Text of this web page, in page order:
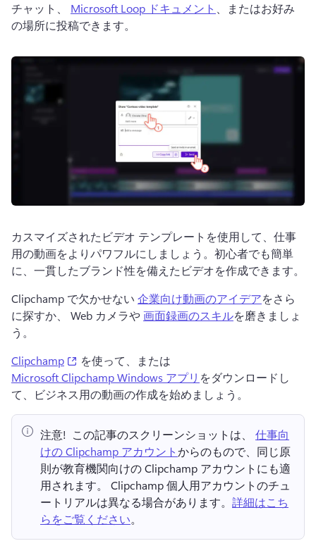
チャット、 Microsoft Loop ドキュメント
、またはお好み
の場所に投稿できます。
カスマイズされたビデオ テンプレートを使用して、仕事
用の動画をよりパワフルにしましょう。 初心者でも簡単
に、一貫したブランド性を備えたビデオを作成できます。
Clipchamp で欠かせない 企業向け動画のアイデアをさら
に探すか、 Web カメラや 画面録画のスキルを磨きましょ
う。
Clipchamp
(opens in a new tab)
を使って、または
Microsoft Clipchamp Windows アプリ をダウンロードし
て、ビジネス用の動画の作成を始めましょう。
注意! この記事のスクリーンショットは、⁠ 仕事向
けの Clipchamp アカウントからのもので、同じ原
則が教育機関向けの Clipchamp アカウントにも適
用されます。 Clipchamp 個人用アカウントのチュ
ートリアルは異なる場合があります。 詳細はこち
らをご覧ください。